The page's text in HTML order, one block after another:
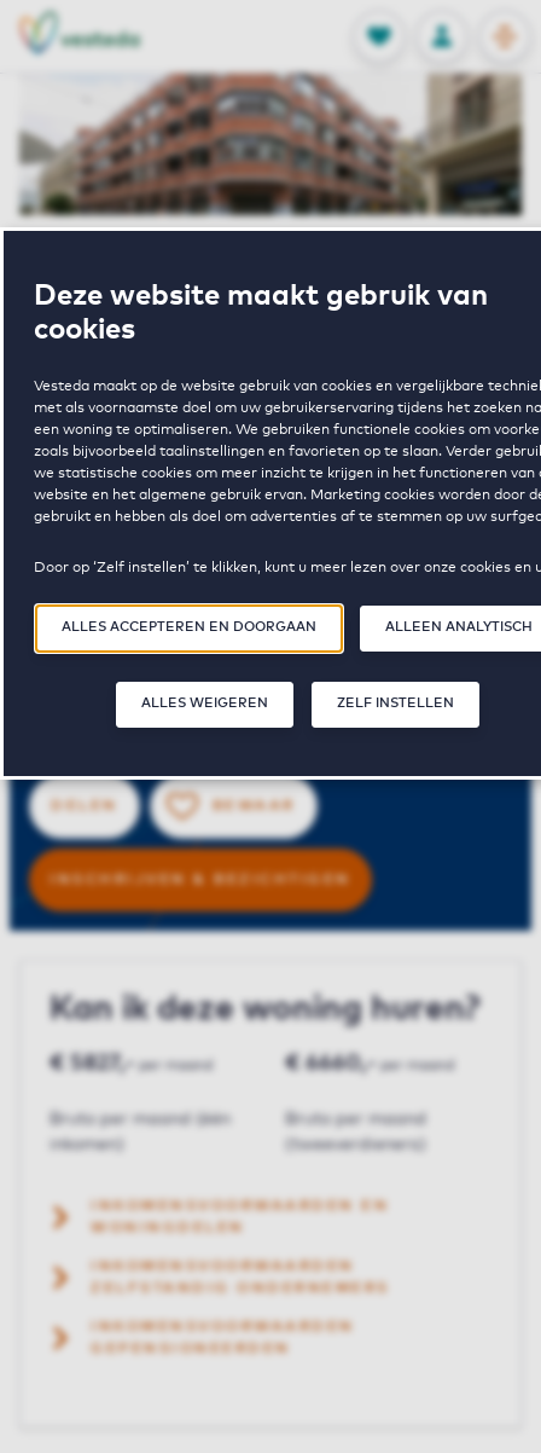
Deze website maakt gebruik van
cookies
Vesteda maakt op de website gebruik van cookies en vergelijkbare
met als voornaamste doel om uw gebruikerservaring tijdens het zoeken
een woning te optimaliseren. We gebruiken functionele cookies om
zoals bijvoorbeeld taalinstellingen en favorieten op te slaan. Verder
we statistische cookies om meer inzicht te krijgen in het functioneren van
website en het algemene gebruik ervan. Marketing cookies worden door
gebruikt en hebben als doel om advertenties af te stemmen op uw
Door op ‘Zelf instellen’ te klikken, kunt u meer lezen over onze cookies en
u akkoord met het gebruik van cookies zoals omschreven in onze
Cookieverklaring.
ALLES ACCEPTEREN EN DOORGAAN ALLEEN ANALYTISCH
ALLES WEIGEREN ZELF INSTELLEN
FAVORIETEN
Opgeslagen
INLOGGEN
NL
EN
Wenenpromenade 76 Utrecht
76 Utrecht
INSCHRIJVEN & BEZICHTIGEN
Kan ik deze woning huren?
€ 5827,- per maand
Bruto per maand (één
inkomen)
€ 6660,- per maand
Bruto per maand
(tweeverdieners)
INKOMENSVOORWAARDEN EN
WONINGDELEN
INKOMENSVOORWAARDEN
ZELFSTANDIG ONDERNEMERS
INKOMENSVOORWAARDEN
GEPENSIONEERDEN